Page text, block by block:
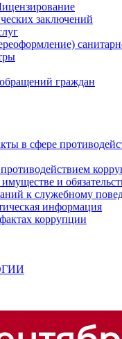
заключений
граждан
в сфере
и
к служебному
информация
коррупции